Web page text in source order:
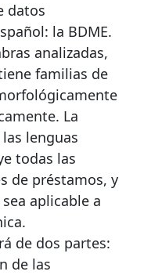
datos
la BDME.
analizadas,
familias de
La
lenguas
todas las
de préstamos, y
aplicable a
de dos partes:
de las